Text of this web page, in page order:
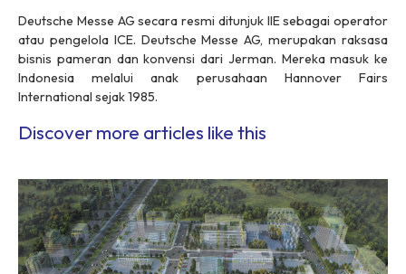
Deutsche Messe AG secara resmi ditunjuk IIE sebagai operator
atau pengelola ICE. Deutsche Messe AG, merupakan raksasa
bisnis pameran dan konvensi dari Jerman. Mereka masuk ke
Indonesia melalui anak perusahaan Hannover Fairs
International sejak 1985.
Discover more articles like this